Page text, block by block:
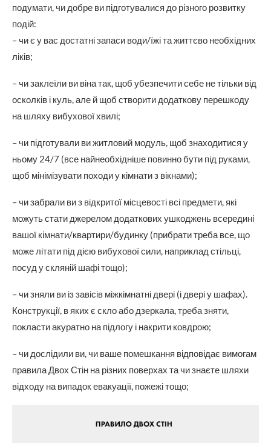
подумати, чи добре ви підготувалися до різного розвитку
подій:
– чи є у вас достатні запаси води/їжі та життєво необхідних
ліків;
– чи заклеїли ви віна так, щоб убезпечити себе не тільки від
осколків і куль, але й щоб створити додаткову перешкоду
на шляху вибухової хвилі;
– чи підготували ви житловий модуль, щоб знаходитися у
ньому 24/7 (все найнеобхідніше повинно бути під руками,
щоб мінімізувати походи у кімнати з вікнами);
– чи забрали ви з відкритої місцевості всі предмети, які
можуть стати джерелом додаткових ушкоджень всередині
вашої кімнати/квартири/будинку (прибрати треба все, що
може літати під дією вибухової сили, наприклад стільці,
посуд у скляній шафі тощо);
– чи зняли ви із завісів міжкімнатні двері (і двері у шафах).
Конструкції, в яких є скло або дзеркала, треба зняти,
покласти акуратно на підлогу і накрити ковдрою;
– чи дослідили ви, чи ваше помешкання відповідає вимогам
правила Двох Стін на різних поверхах та чи знаєте шляхи
відходу на випадок евакуації, пожежі тощо;